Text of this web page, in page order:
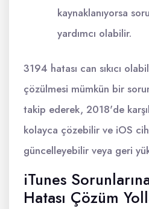
kaynaklanıyorsa
yardımcı olabilir.
3194 hatası can sıkıcı
çözülmesi mümkün bir
takip ederek, 2018'de
kolayca çözebilir ve iOS
güncelleyebilir veya geri
iTunes
Hatası Çözüm